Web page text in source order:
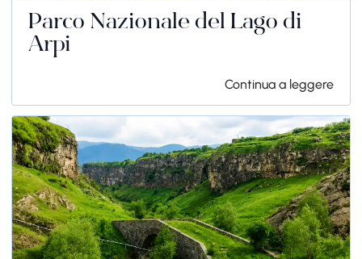
Parco Nazionale del Lago di
Arpi
Continua a leggere